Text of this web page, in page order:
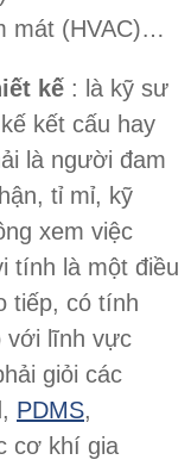
mát (HVAC)…
kế : là kỹ sư
kết cấu hay
là người đam
tỉ mỉ, kỹ
xem việc
tính là một điều
tiếp, có tính
với lĩnh vực
giỏi các
PDMS,
cơ khí gia